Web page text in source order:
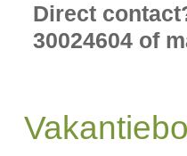
Direct
30024604 of